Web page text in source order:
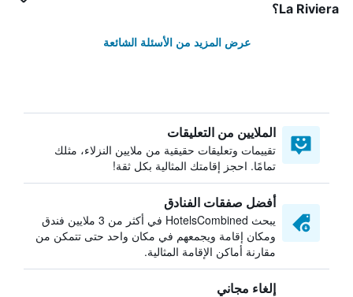
La Riviera؟
عرض المزيد من الأسئلة الشائعة
الملايين من التعليقات
تقييمات وتعليقات حقيقية من ملايين النزلاء، مثلك
تمامًا. احجز إقامتك المثالية بكل ثقة!
أفضل صفقات الفنادق
يبحث HotelsCombined في أكثر من 3 ملايين فندق
ومكان إقامة ويجمعهم في مكان واحد حتى تتمكن من
مقارنة أماكن الإقامة المثالية.
إلغاء مجاني